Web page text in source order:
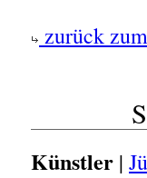
zurück
Künstler |